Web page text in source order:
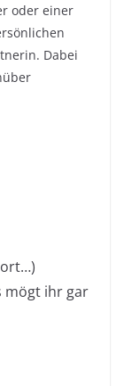
oder einer
Dabei
mögt ihr gar